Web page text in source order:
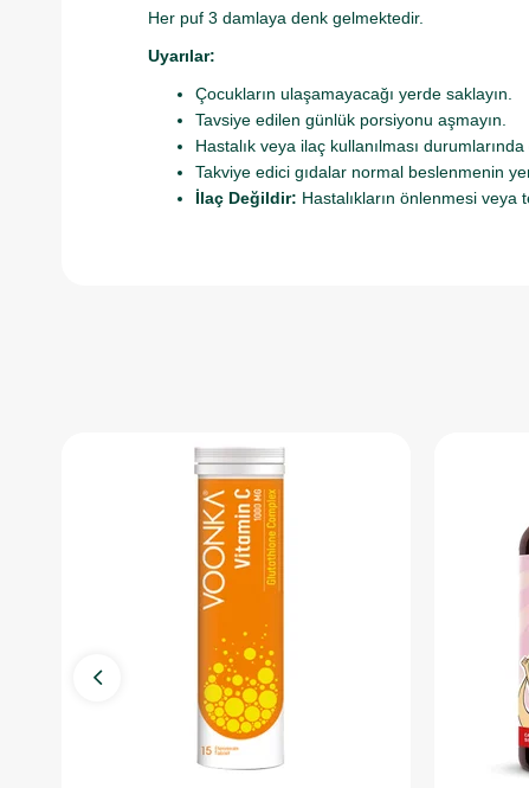
Her puf 3 damlaya denk gelmektedir.
Uyarılar:
Çocukların ulaşamayacağı yerde saklayın.
Tavsiye edilen günlük porsiyonu aşmayın.
Hastalık veya ilaç kullanılması durumlarında
Takviye edici gıdalar normal beslenmenin
İlaç Değildir: Hastalıkların önlenmesi veya